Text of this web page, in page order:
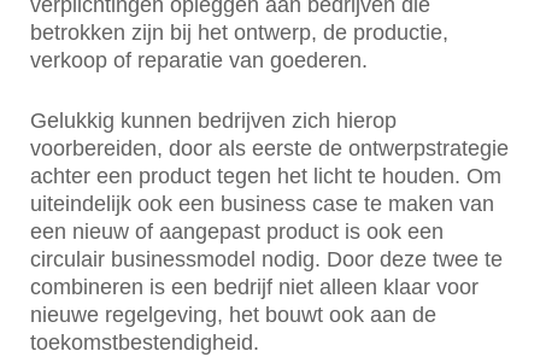
verplichtingen opleggen aan bedrijven die
betrokken zijn bij het ontwerp, de productie,
verkoop of reparatie van goederen.
Gelukkig kunnen bedrijven zich hierop
voorbereiden, door als eerste de ontwerpstrategie
achter een product tegen het licht te houden. Om
uiteindelijk ook een business case te maken van
een nieuw of aangepast product is ook een
circulair businessmodel nodig. Door deze twee te
combineren is een bedrijf niet alleen klaar voor
nieuwe regelgeving, het bouwt ook aan de
toekomstbestendigheid.